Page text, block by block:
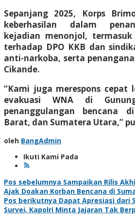
Sepanjang 2025, Korps
keberhasilan dalam
kejadian menonjol,
terhadap DPO KKB dan
anti-narkoba, serta
Cikande.
“Kami juga merespons cepat
evakuasi WNA di
penanggulangan bencana
Barat, dan Sumatera Utara,”
oleh BangAdmin
Ikuti Kami Pada
Navigasi
pos
Pos sebelumnya Sampaikan Rilis
Ajak Doakan Korban Bencana di
Pos berikutnya Dapat Apresiasi dari
Survei, Kapolri Minta Jajaran Tak